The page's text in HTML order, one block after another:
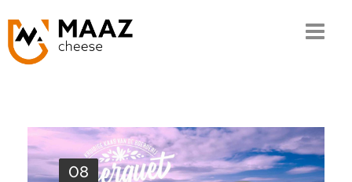
Our know-how
08